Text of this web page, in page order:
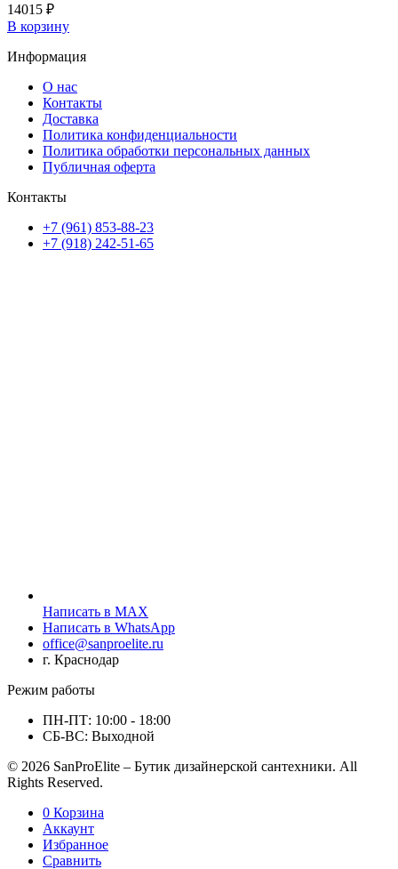
14015 ₽
В корзину
Информация
О нас
Контакты
Доставка
Политика конфиденциальности
Политика обработки персональных данных
Публичная оферта
Контакты
+7 (961) 853-88-23
+7 (918) 242-51-65
Написать в MAX
Написать в WhatsApp
office@sanproelite.ru
г. Краснодар
Режим работы
ПН-ПТ: 10:00 - 18:00
СБ-ВС: Выходной
© 2026 SanProElite – Бутик дизайнерской сантехники. All
Rights Reserved.
0 Корзина
Аккаунт
Избранное
Сравнить